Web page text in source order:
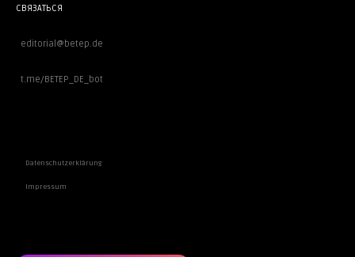
СВЯЗАТЬСЯ
editorial@betep.de
t.me/BETEP_DE_bot
Datenschutzerklärung
Impressum